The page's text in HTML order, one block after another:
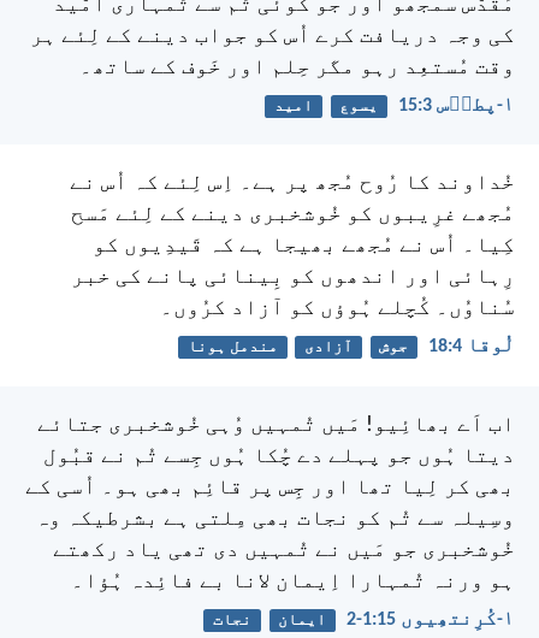
مُقدّس سمجھو اور جو کوئی تُم سے تُمہاری اُمّید
کی وجہ دریافت کرے اُس کو جواب دینے کے لِئے ہر
وقت مُستعِد رہو مگر حِلم اور خَوف کے ساتھ۔
۱-پطرؔس 3:‏15 یسوع امید
خُداوند کا رُوح مُجھ پر ہے۔ اِس لِئے کہ اُس نے
مُجھے غرِیبوں کو خُوشخبری دینے کے لِئے مَسح
کِیا۔ اُس نے مُجھے بھیجا ہے کہ قَیدِیوں کو
رِہائی اور اندھوں کو بِینائی پانے کی خبر
سُناوُں۔ کُچلے ہُوؤں کو آزاد کرُوں۔
لُوقا 4:‏18 جوش آزادی مندمل ہونا
اب اَے بھائِیو! مَیں تُمہیں وُہی خُوشخبری جتائے
دیتا ہُوں جو پہلے دے چُکا ہُوں جِسے تُم نے قبُول
بھی کر لِیا تھا اور جِس پر قائِم بھی ہو۔ اُسی کے
وسِیلہ سے تُم کو نجات بھی مِلتی ہے بشرطیکہ وہ
خُوشخبری جو مَیں نے تُمہیں دی تھی یاد رکھتے
ہو ورنہ تُمہارا اِیمان لانا بے فائِدہ ہُؤا۔
۱-کُرِنتھِیوں 15:‏1-‏2 ایمان نجات